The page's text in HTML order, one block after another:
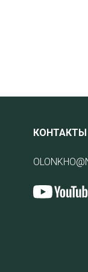
КОНТАКТЫ